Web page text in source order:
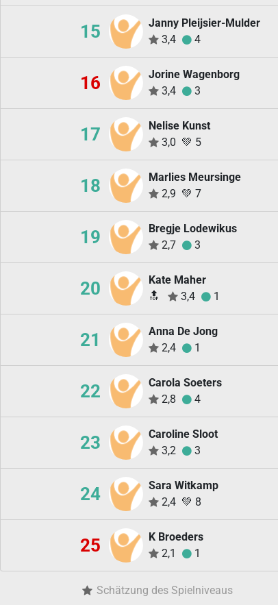
15
Janny Pleijsier-Mulder
3,4
4
16
Jorine Wagenborg
3,4
3
17
Nelise Kunst
3,0 💚 5
18
Marlies Meursinge
2,9 💚 7
19
Bregje Lodewikus
2,7
3
20
Kate Maher
🔝
3,4 1
21
Anna De Jong
2,4
1
22
Carola Soeters
2,8
4
23
Caroline Sloot
3,2
3
24
Sara Witkamp
2,4 💚 8
25
K Broeders
2,1
1
Schätzung des Spielniveaus